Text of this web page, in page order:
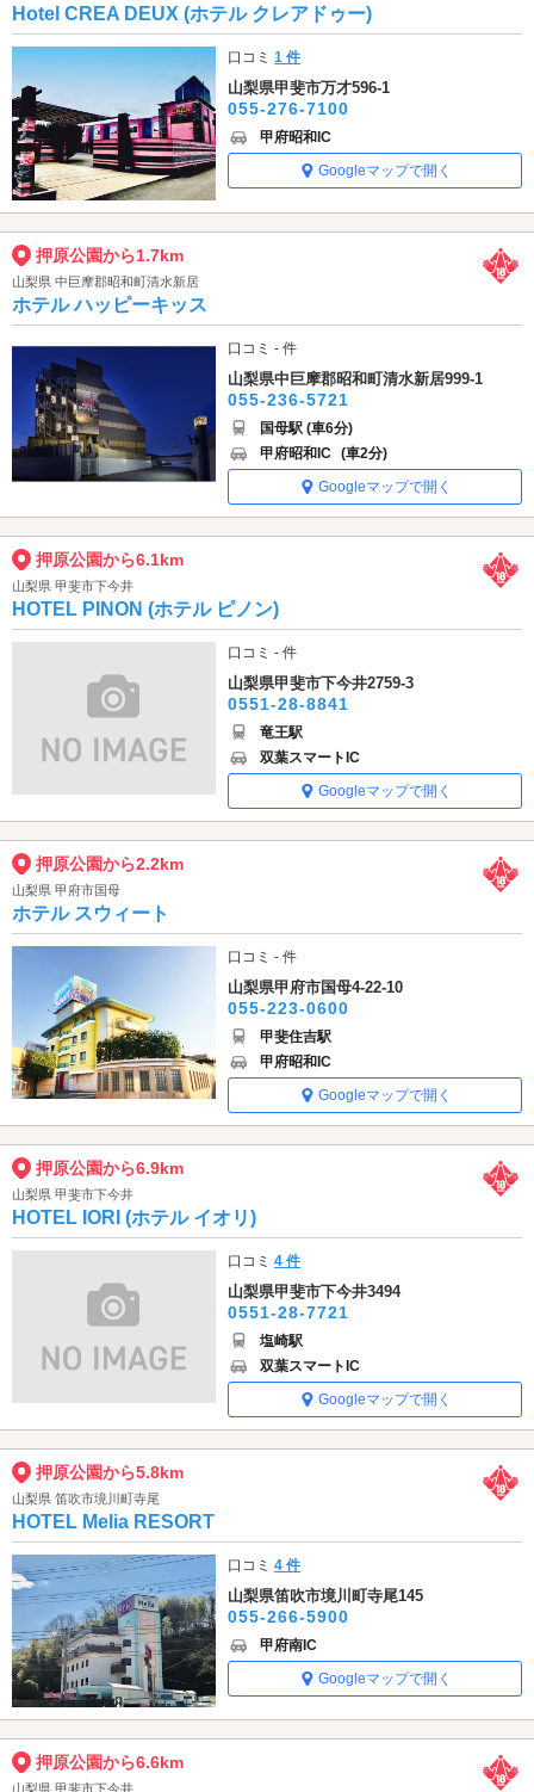
Hotel CREA DEUX (ホテル クレアドゥー)
口コミ1 件
山梨県甲斐市万才596-1
055-276-7100
甲府昭和IC
Googleマップで開く
押原公園から1.7km
山梨県 中巨摩郡昭和町清水新居
ホテル ハッピーキッス
口コミ - 件
山梨県中巨摩郡昭和町清水新居999-1
055-236-5721
国母駅 (車6分)
甲府昭和IC (車2分)
Googleマップで開く
押原公園から6.1km
山梨県 甲斐市下今井
HOTEL PINON (ホテル ピノン)
口コミ - 件
山梨県甲斐市下今井2759-3
0551-28-8841
竜王駅
双葉スマートIC
Googleマップで開く
押原公園から2.2km
山梨県 甲府市国母
ホテル スウィート
口コミ - 件
山梨県甲府市国母4-22-10
055-223-0600
甲斐住吉駅
甲府昭和IC
Googleマップで開く
押原公園から6.9km
山梨県 甲斐市下今井
HOTEL IORI (ホテル イオリ)
口コミ4 件
山梨県甲斐市下今井3494
0551-28-7721
塩崎駅
双葉スマートIC
Googleマップで開く
押原公園から5.8km
山梨県 笛吹市境川町寺尾
HOTEL Melia RESORT
口コミ4 件
山梨県笛吹市境川町寺尾145
055-266-5900
甲府南IC
Googleマップで開く
押原公園から6.6km
山梨県 甲斐市下今井